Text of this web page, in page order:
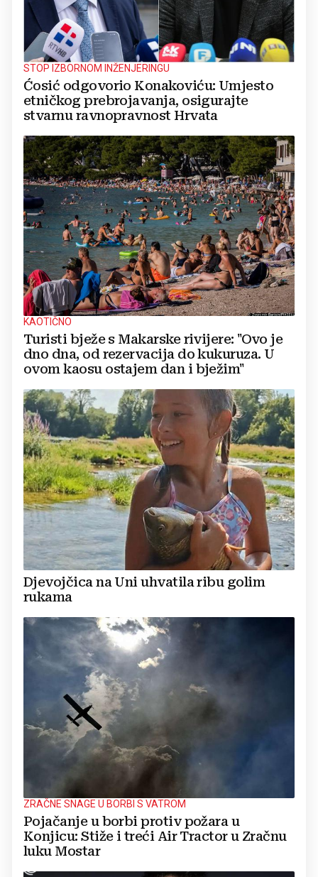
STOP IZBORNOM INŽENJERINGU
Ćosić odgovorio Konakoviću: Umjesto
etničkog prebrojavanja, osigurajte
stvarnu ravnopravnost Hrvata
KAOTIČNO
Turisti bježe s Makarske rivijere: "Ovo je
dno dna, od rezervacija do kukuruza. U
ovom kaosu ostajem dan i bježim"
Djevojčica na Uni uhvatila ribu golim
rukama
ZRAČNE SNAGE U BORBI S VATROM
Pojačanje u borbi protiv požara u
Konjicu: Stiže i treći Air Tractor u Zračnu
luku Mostar